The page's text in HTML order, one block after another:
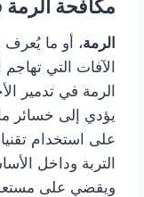
مكافحة
الرمة، أو ما يُعرف
الآفات التي
الرمة في تدمير
يؤدي إلى خسائر
على استخدام
التربة وداخل
ويقضي على